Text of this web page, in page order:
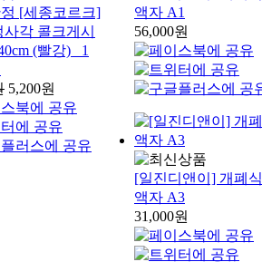
[세종코르크]
사각 콜크게시
(빨강) _1
5,200원
액자 A1
56,000원
[일진디앤이] 개폐식
액자 A3
31,000원